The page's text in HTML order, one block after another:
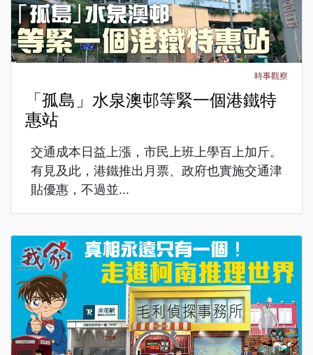
時事觀察
「孤島」水泉澳邨等緊一個港鐵特
惠站
交通成本日益上漲，市民上班上學百上加斤。
有見及此，港鐵推出月票、政府也實施交通津
貼優惠，不過並...